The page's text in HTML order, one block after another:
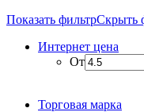
Показать фильтрСкрыть
Интернет цена
От
Торговая марка